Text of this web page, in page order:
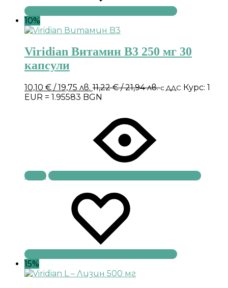
10%
Viridian Витамин B3 250 мг 30
капсули
10,10 € / 19,75 лв. 11,22€/ 21,94 лв.с ДДС Курс: 1
EUR = 1.95583 BGN
Купи
15%